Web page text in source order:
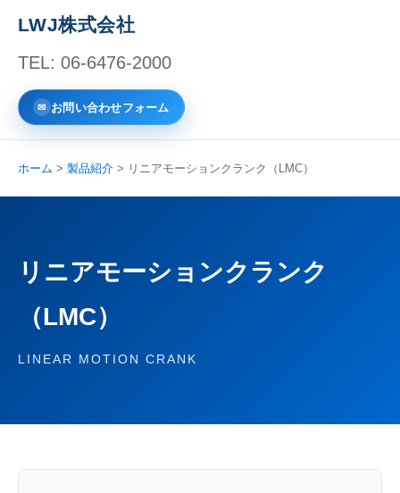
LWJ株式会社
TEL: 06-6476-2000
お問い合わせフォーム
ホーム > 製品紹介 > リニアモーションクランク（LMC）
リニアモーションクランク
（LMC）
LINEAR MOTION CRANK